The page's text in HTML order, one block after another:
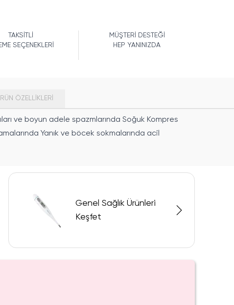
TAKSİTLİ
SEÇENEKLERİ
MÜŞTERİ DESTEĞİ
HEP YANINIZDA
ÖZELLIKLERI
ve boyun adele spazmlarında Soğuk Kompres
Yanık ve böcek sokmalarında acil
Genel Sağlık Ürünleri
Keşfet